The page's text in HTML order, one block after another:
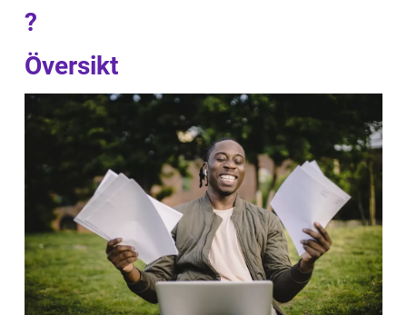
?
Översikt